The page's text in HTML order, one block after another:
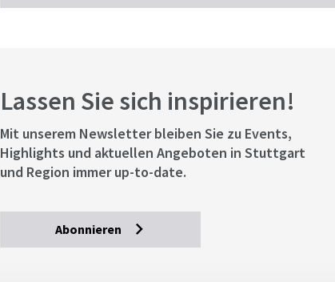
Lassen Sie sich inspirieren!
Mit unserem Newsletter bleiben Sie zu Events,
Highlights und aktuellen Angeboten in Stuttgart
und Region immer up-to-date.
Abonnieren